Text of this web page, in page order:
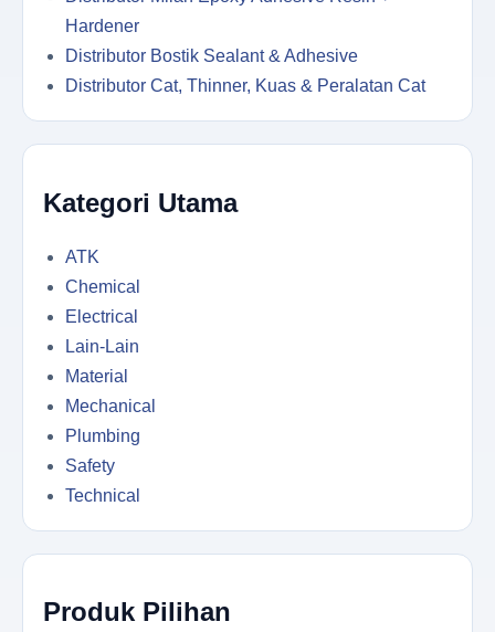
Hardener
Distributor Bostik Sealant & Adhesive
Distributor Cat, Thinner, Kuas & Peralatan Cat
Kategori Utama
ATK
Chemical
Electrical
Lain-Lain
Material
Mechanical
Plumbing
Safety
Technical
Produk Pilihan